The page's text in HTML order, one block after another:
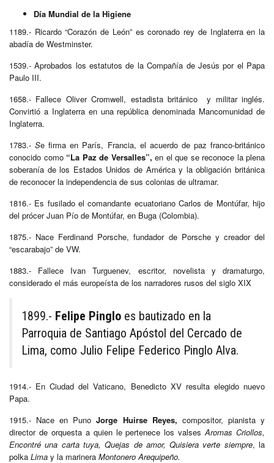
Día Mundial de la Higiene
1189.- Ricardo “Corazón de León” es coronado rey de Inglaterra en la
abadía de Westminster.
1539.- Aprobados los estatutos de la Compañía de Jesús por el Papa
Paulo III.
1658.- Fallece Oliver Cromwell, estadista británico y militar inglés.
Convirtió a Inglaterra en una república denominada Mancomunidad de
Inglaterra.
1783.- Se firma en París, Francia, el acuerdo de paz franco-británico
conocido como “La Paz de Versalles”, en el que se reconoce la plena
soberanía de los Estados Unidos de América y la obligación británica
de reconocer la independencia de sus colonias de ultramar.
1816.- Es fusilado el comandante ecuatoriano Carlos de Montúfar, hijo
del prócer Juan Pío de Montúfar, en Buga (Colombia).
1875.- Nace Ferdinand Porsche, fundador de Porsche y creador del
“escarabajo” de VW.
1883.- Fallece Ivan Turguenev, escritor, novelista y dramaturgo,
considerado el más europeísta de los narradores rusos del siglo XIX
1899.- Felipe Pinglo es bautizado en la
Parroquia de Santiago Apóstol del Cercado de
Lima, como Julio Felipe Federico Pinglo Alva.
1914.- En Ciudad del Vaticano, Benedicto XV resulta elegido nuevo
Papa.
1915.- Nace en PunoJorge Huirse Reyes, compositor, pianista y
director de orquesta a quien le pertenece los valsesAromas Criollos,
Encontré una carta tuya, Quejas de amor, Quisiera verte siempre, la
polka Lima y la marinera Montonero Arequipeño.